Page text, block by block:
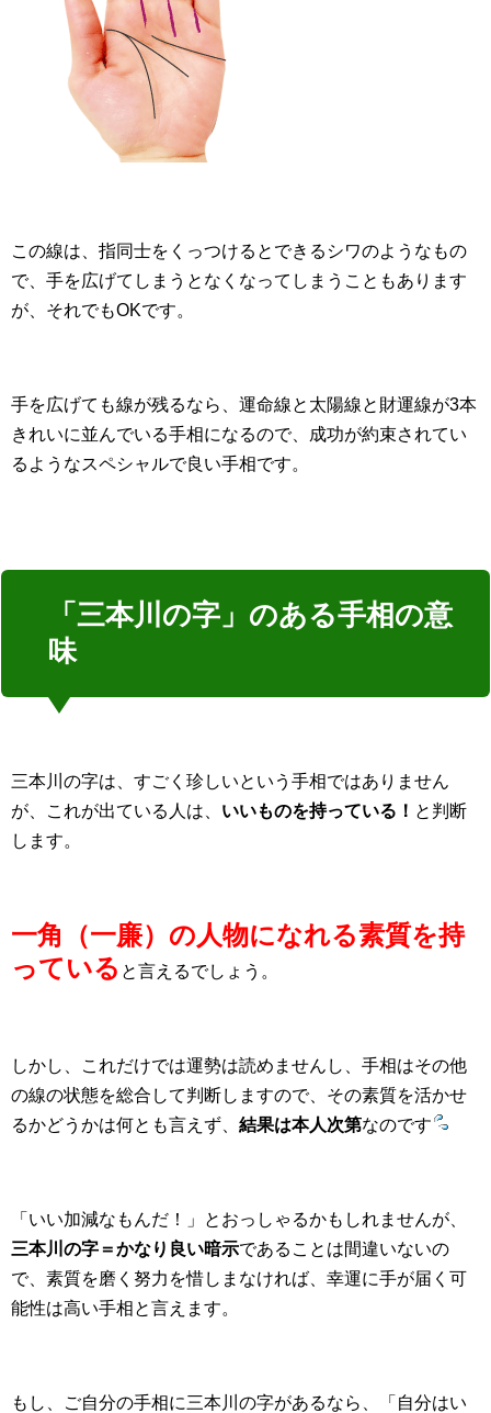
この線は、指同士をくっつけるとできるシワのようなもの
で、手を広げてしまうとなくなってしまうこともあります
が、それでもOKです。
手を広げても線が残るなら、運命線と太陽線と財運線が3本
きれいに並んでいる手相になるので、成功が約束されてい
るようなスペシャルで良い手相です。
「三本川の字」のある手相の意
味
三本川の字は、すごく珍しいという手相ではありません
が、これが出ている人は、 いいものを持っている！ と判断
します。
一角（一廉）の人物になれる素質を持
っている と言えるでしょう。
しかし、これだけでは運勢は読めませんし、手相はその他
の線の状態を総合して判断しますので、その素質を活かせ
るかどうかは何とも言えず、 結果は本人次第なのです
「いい加減なもんだ！」とおっしゃるかもしれませんが、
三本川の字＝かなり良い暗示であることは間違いないの
で、素質を磨く努力を惜しまなければ、幸運に手が届く可
能性は高い手相と言えます。
もし、ご自分の手相に三本川の字があるなら、「自分はい